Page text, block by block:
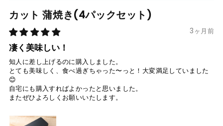
カット 蒲焼き(4パックセット)
3ヶ月前
凄く美味しい！
知人に差し上げるのに購入しました。
とても美味しく、食べ過ぎちゃった〜っと！大変満足していました
😊
自宅にも購入すればよかったと思いました。
またぜひよろしくお願いいたします。